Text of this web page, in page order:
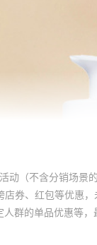
动（不含分销场
券、红包等优惠
群的单品优惠等